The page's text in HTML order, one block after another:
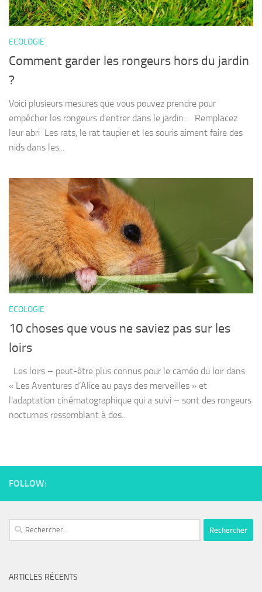
ECOLOGIE
Comment garder les rongeurs hors du jardin
?
Voici plusieurs mesures que vous pouvez prendre pour
empêcher les rongeurs d’entrer dans le jardin : Remplacez
leur abri Les rats, le rat taupier et les souris aiment faire des
nids dans les...
ECOLOGIE
10 choses que vous ne saviez pas sur les
loirs
Les loirs – peut-être plus connus pour le caméo du loir dans
« Les Aventures d’Alice au pays des merveilles » et
l’adaptation cinématographique qui a suivi – sont des rongeurs
nocturnes ressemblant à des...
FOLLOW:
ARTICLES RÉCENTS